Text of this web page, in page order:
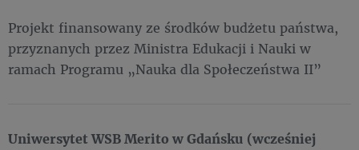
Projekt finansowany ze środków budżetu państwa,
przyznanych przez Ministra Edukacji i Nauki w
ramach Programu „Nauka dla Społeczeństwa II”
Uniwersytet WSB Merito w Gdańsku (wcześniej